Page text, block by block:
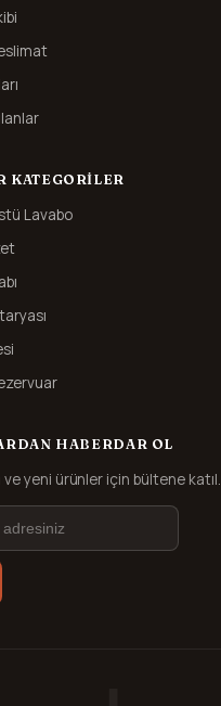
KATEGORILER
Lavabo
HABERDAR OL
ve yeni ürünler için bültene katıl.